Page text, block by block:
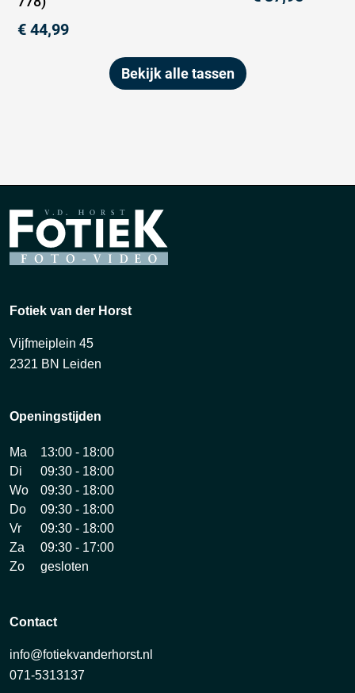
€ 44,99
Bekijk alle tassen
Fotiek van der Horst
Vijfmeiplein 45
2321 BN Leiden
Openingstijden
Ma
13:00 - 18:00
Di
09:30 - 18:00
Wo
09:30 - 18:00
Do
09:30 - 18:00
Vr
09:30 - 18:00
Za
09:30 - 17:00
Zo
gesloten
Contact
info@fotiekvanderhorst.nl
071-5313137